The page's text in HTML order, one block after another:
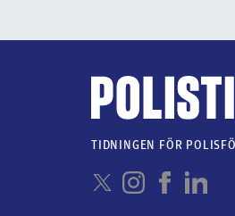
TIDNINGEN FÖR